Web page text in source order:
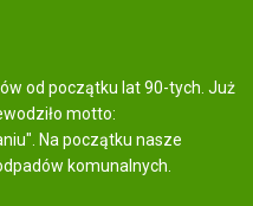
od początku lat 90-tych. Już
motto:
Na początku nasze
komunalnych.